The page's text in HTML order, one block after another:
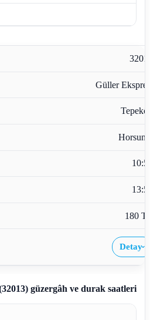
Güller
180
Detay›
güzergâh ve durak saatleri